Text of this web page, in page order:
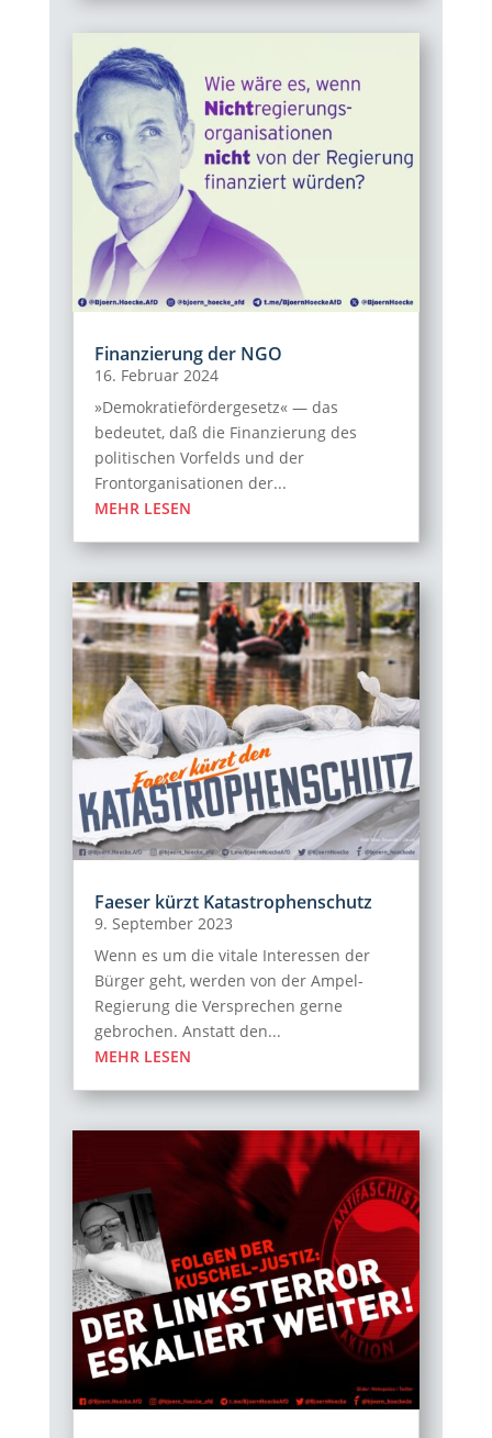
Finanzierung der NGO
16. Februar 2024
»Demokratiefördergesetz« — das
bedeutet, daß die Finanzierung des
politischen Vorfelds und der
Frontorganisationen der...
MEHR LESEN
Faeser kürzt Katastrophenschutz
9. September 2023
Wenn es um die vitale Interessen der
Bürger geht, werden von der Ampel-
Regierung die Versprechen gerne
gebrochen. Anstatt den...
MEHR LESEN